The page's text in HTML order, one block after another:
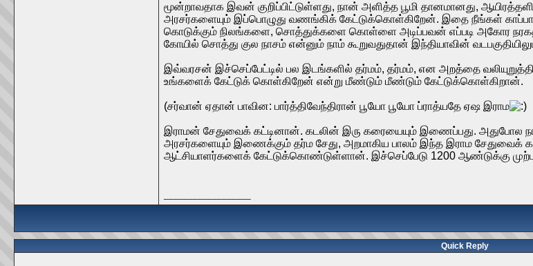
மூன்றாவதாக இவன் குறிப்பிட்டுள்ளது, நான் அளித்த பூமி தானமானது,
அரசர்களையும் இப்பொழுது வணங்கிக் கேட்டுக்கொள்கிறேன். இதை நீங்கள்
கொடுக்கும் நிலங்களை, சொத்துக்களை கொள்ளை அடிப்பவன் எப்படி அகோர
கோயில் சொத்து குல நாசம் என்னும் நாம் கூறுவதுதான் இந்தியாவின்
இவ்வரசன் இச்செப்பேட்டில் பல இடங்களில் தர்மம், தர்மம், என அறத்தை
உங்களைக் கேட்டுக் கொள்கிறேன் என்று மீண்டும் மீண்டும் கேட்டுக்கொள்கிறான்.
(சர்வான் ஏதான் பாவின: பார்த்திவேந்திரான் பூயோ பூயோ ப்ராத்யதே ஏஷ இராம
இராமன் சேதுவைக் கட்டினான். கடலின் இரு கரையையும் இணைப்பது. அதுபோல
அரசர்களையும் இணைக்கும் தர்ம சேது, அறமாகிய பாலம் இந்த இராம சேதுவைக்
ஆட்சியாளர்களைக் கேட்டுக்கொண்டுள்ளான். இச்செப்பேடு 1200 ஆண்டுக்கு
Quick Reply